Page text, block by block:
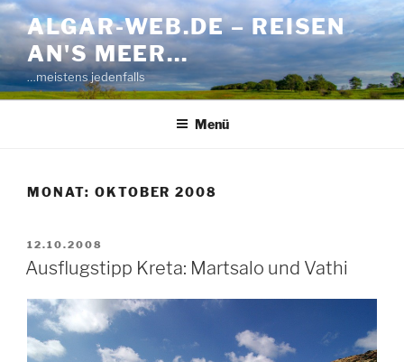
Zum
Inhalt
springen
ALGAR-WEB.DE – REISEN
AN'S MEER…
…meistens jedenfalls
Menü
MONAT: OKTOBER 2008
VERÖFFENTLICHT
AM
12.10.2008
Ausflugstipp Kreta: Martsalo und Vathi